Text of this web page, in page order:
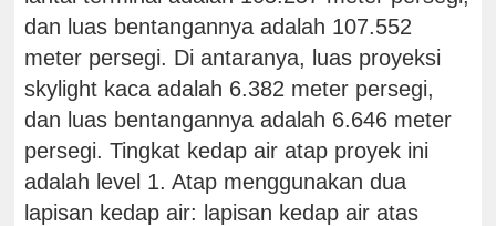
dan luas bentangannya adalah 107.552
meter persegi. Di antaranya, luas proyeksi
skylight kaca adalah 6.382 meter persegi,
dan luas bentangannya adalah 6.646 meter
persegi. Tingkat kedap air atap proyek ini
adalah level 1. Atap menggunakan dua
lapisan kedap air: lapisan kedap air atas